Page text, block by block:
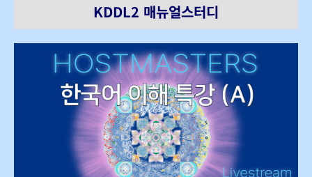
KDDL2 매뉴얼스터디